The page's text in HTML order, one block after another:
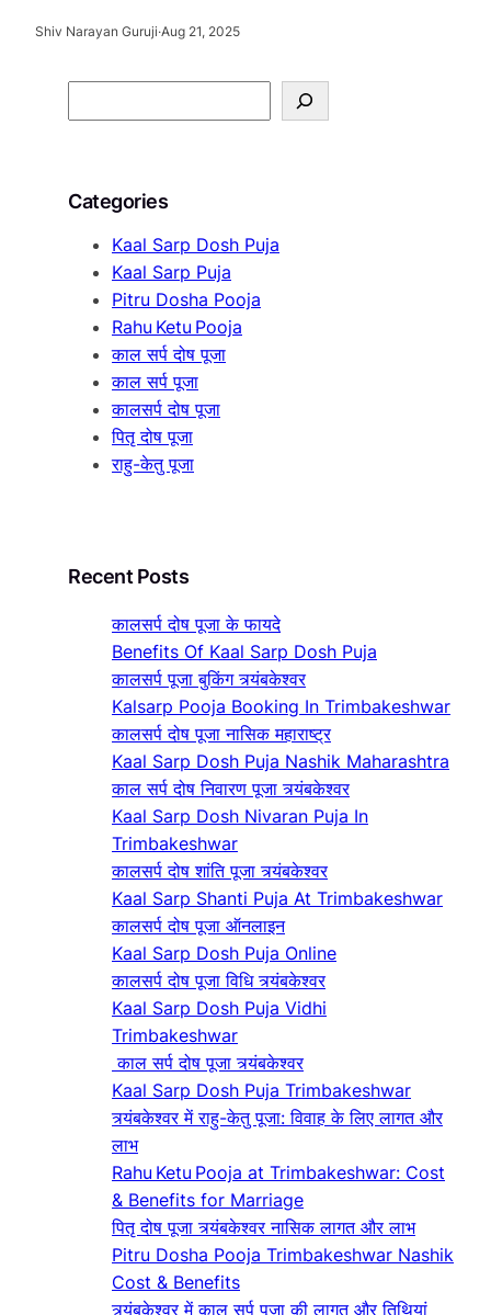
Shiv Narayan Guruji·Aug 21, 2025
e
c
Categories
Kaal Sarp Dosh Puja
Kaal Sarp Puja
Pitru Dosha Pooja
Rahu Ketu Pooja
काल सर्प दोष पूजा
काल सर्प पूजा
कालसर्प दोष पूजा
पितृ दोष पूजा
राहु-केतु पूजा
Recent Posts
कालसर्प दोष पूजा के फायदे
Benefits Of Kaal Sarp Dosh Puja
कालसर्प पूजा बुकिंग त्र्यंबकेश्वर
Kalsarp Pooja Booking In Trimbakeshwar
कालसर्प दोष पूजा नासिक महाराष्ट्र
Kaal Sarp Dosh Puja Nashik Maharashtra
काल सर्प दोष निवारण पूजा त्र्यंबकेश्वर
Kaal Sarp Dosh Nivaran Puja In
Trimbakeshwar
कालसर्प दोष शांति पूजा त्र्यंबकेश्वर
Kaal Sarp Shanti Puja At Trimbakeshwar
कालसर्प दोष पूजा ऑनलाइन
Kaal Sarp Dosh Puja Online
कालसर्प दोष पूजा विधि त्र्यंबकेश्वर
Kaal Sarp Dosh Puja Vidhi
Trimbakeshwar
काल सर्प दोष पूजा त्र्यंबकेश्वर
Kaal Sarp Dosh Puja Trimbakeshwar
त्र्यंबकेश्वर में राहु-केतु पूजा: विवाह के लिए लागत और
लाभ
Rahu Ketu Pooja at Trimbakeshwar: Cost
& Benefits for Marriage
पितृ दोष पूजा त्र्यंबकेश्वर नासिक लागत और लाभ
Pitru Dosha Pooja Trimbakeshwar Nashik
Cost & Benefits
त्र्यंबकेश्वर में काल सर्प पूजा की लागत और तिथियां